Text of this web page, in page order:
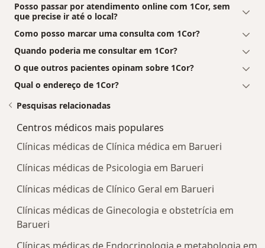
Posso passar por atendimento online com 1Cor, sem
que precise ir até o local?
Como posso marcar uma consulta com 1Cor?
Quando poderia me consultar em 1Cor?
O que outros pacientes opinam sobre 1Cor?
Qual o endereço de 1Cor?
Pesquisas relacionadas
Centros médicos mais populares
Clínicas médicas de Clínica médica em Barueri
Clínicas médicas de Psicologia em Barueri
Clínicas médicas de Clínico Geral em Barueri
Clínicas médicas de Ginecologia e obstetrícia em
Barueri